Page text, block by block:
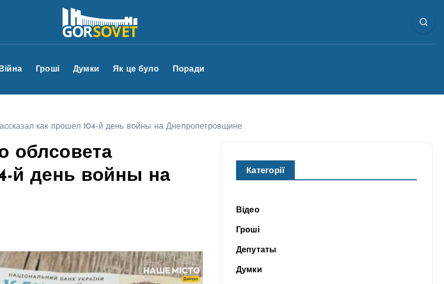
Війна Гроші Думки Як це було Поради
как прошел 104-й день войны на Днепропетровщине
облсовета
й день войны на
Категорії
Відео
Гроші
Депутаты
Думки